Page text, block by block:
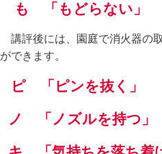
も 「もどらない」
講評後には、園庭で消火器の
ができます。
ピ 「ピンを抜く」
ノ 「ノズルを持つ」